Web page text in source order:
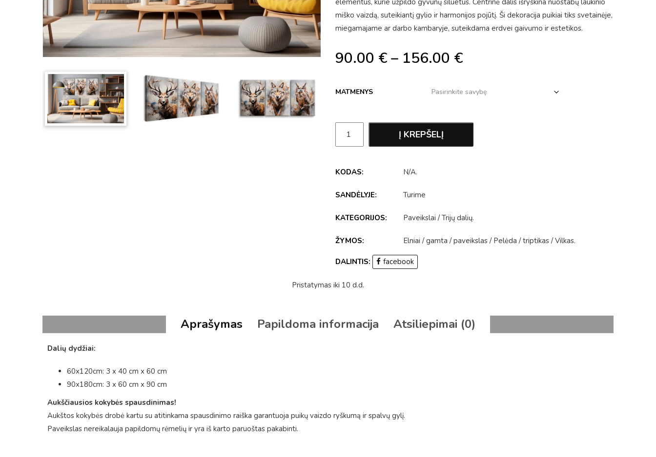
elementus, kurie užpildo gyvūnų siluetus. Centrinė dalis išryškina nuostabų laukinio
miško vaizdą, suteikiantį gylio ir harmonijos pojūtį. Ši dekoracija puikiai tiks svetainėje,
miegamajame ar darbo kambaryje, suteikdama erdvei gaivumo ir estetikos.
90.00 €– 156.00 €
MATMENYS
Į KREPŠELĮ
KODAS: N/A.
SANDĖLYJE: Turime
KATEGORIJOS: Paveikslai /Trijų dalių.
ŽYMOS: Elniai /gamta /paveikslas / Pelėda /triptikas /Vilkas.
DALINTIS: facebook
Pristatymas iki 10 d.d.
Aprašymas Papildoma informacija Atsiliepimai (0)
Dalių dydžiai:
60x120cm: 3 x 40 cm x 60 cm
90x180cm: 3 x 60 cm x 90 cm
Aukščiausios kokybės spausdinimas!
Aukštos kokybės drobė kartu su atitinkama spausdinimo raiška garantuoja puikų vaizdo ryškumą ir spalvų gylį.
Paveikslas nereikalauja papildomų rėmelių ir yra iš karto paruoštas pakabinti.